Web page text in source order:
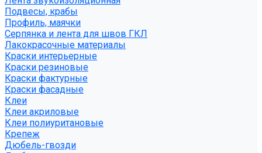
Подвесы, крабы
Профиль, маячки
Серпянка и лента для швов ГКЛ
Лакокрасочные материалы
Краски интерьерные
Краски резиновые
Краски фактурные
Краски фасадные
Клеи
Клеи акриловые
Клеи полиуритановые
Крепеж
Дюбель-гвозди